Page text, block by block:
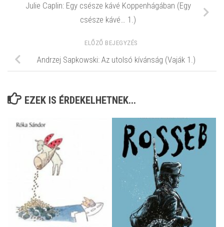
Julie Caplin: Egy ​csésze kávé Koppenhágában (Egy
csésze kávé… 1.)
ELŐZŐ BEJEGYZÉS
Andrzej Sapkowski: Az utolsó kívánság (Vaják 1.)
EZEK IS ÉRDEKELHETNEK...